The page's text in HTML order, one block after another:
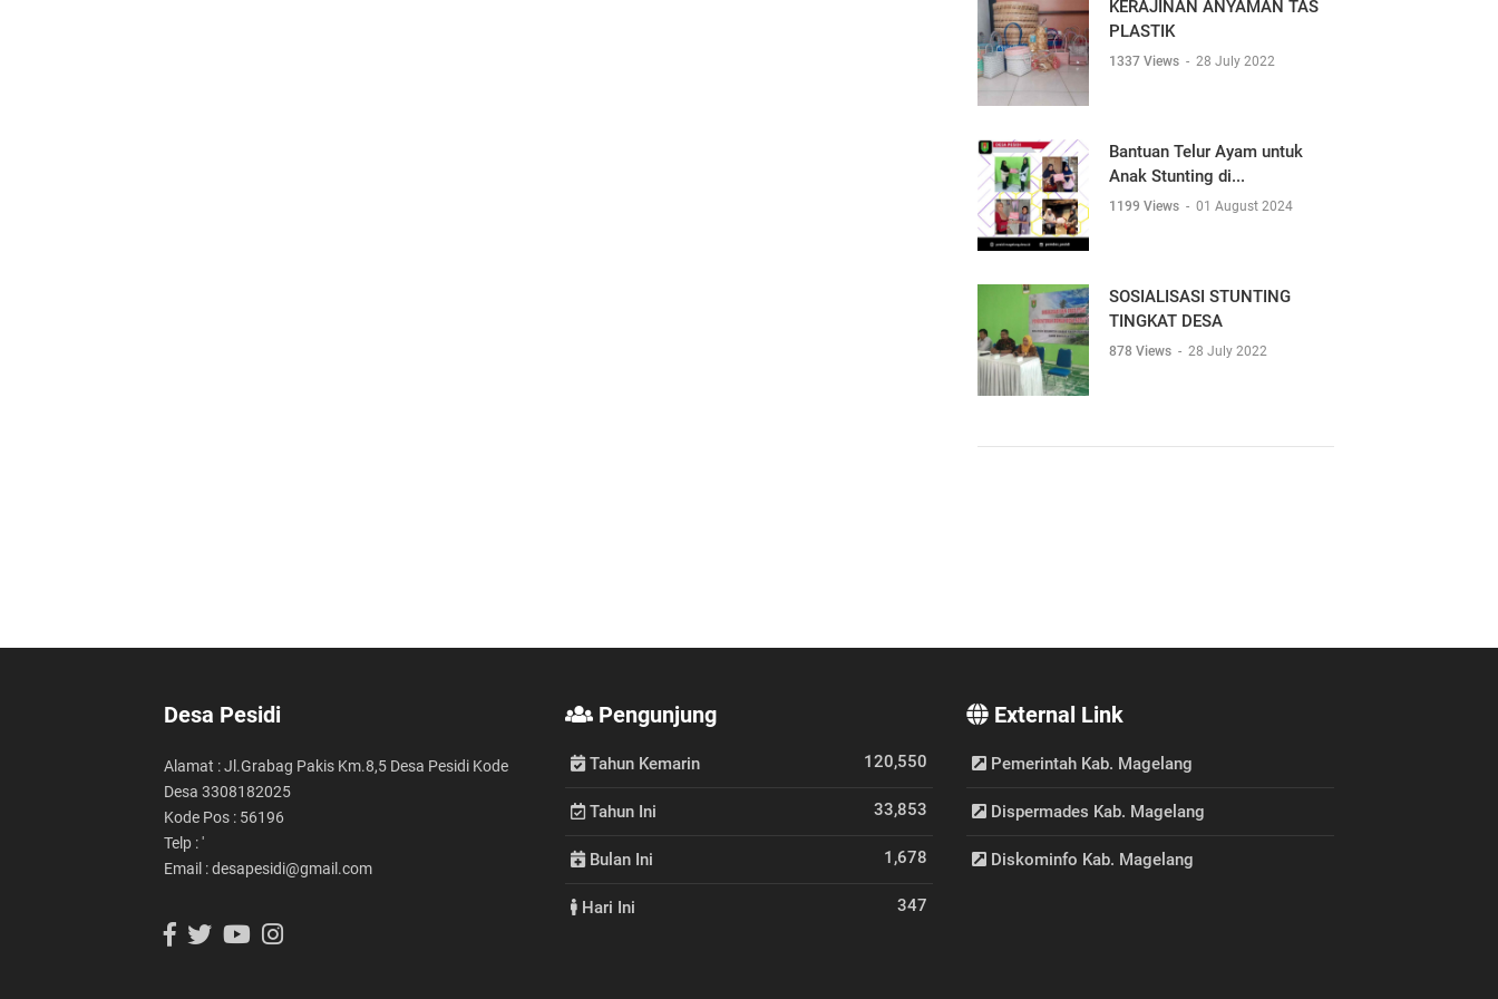
KERAJINAN ANYAMAN TAS
PLASTIK
1337 Views - 28 July 2022
Bantuan Telur Ayam untuk
Anak Stunting di...
1199 Views - 01 August 2024
SOSIALISASI STUNTING
TINGKAT DESA
878 Views - 28 July 2022
Desa Pesidi
Alamat : Jl.Grabag Pakis Km.8,5 Desa Pesidi Kode
Desa 3308182025
Kode Pos : 56196
Telp : '
Email : desapesidi@gmail.com
Pengunjung
Tahun Kemarin 120,550
Tahun Ini 33,853
Bulan Ini 1,678
Hari Ini 347
External Link
Pemerintah Kab. Magelang
Dispermades Kab. Magelang
Diskominfo Kab. Magelang